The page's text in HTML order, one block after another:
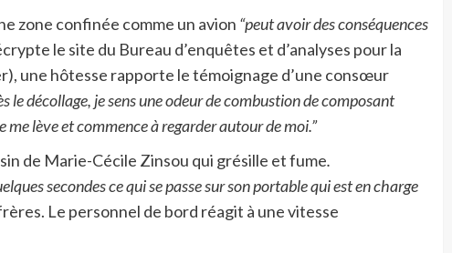
zone confinée comme un avion “peut avoir des conséquences
le site du Bureau d’enquêtes et d’analyses pour la
une hôtesse rapporte le témoignage d’une consœur
le décollage, je sens une odeur de combustion de composant
lève et commence à regarder autour de moi.”
de Marie-Cécile Zinsou qui grésille et fume.
secondes ce qui se passe sur son portable qui est en charge
Le personnel de bord réagit à une vitesse